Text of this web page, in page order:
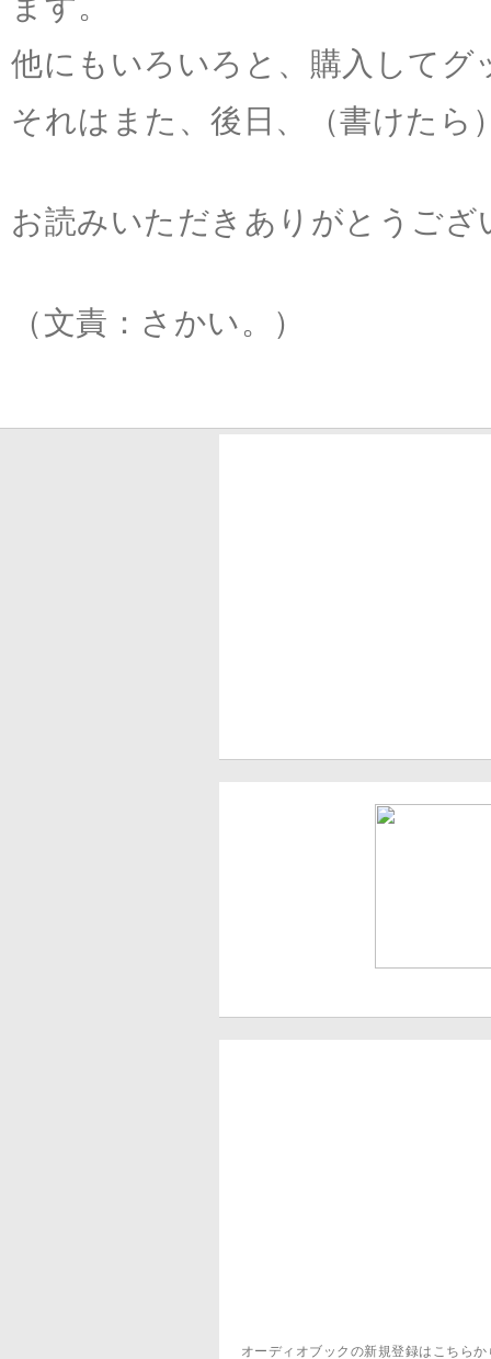
他にもいろいろと、購入して
それはまた、後日、（書けたら
お読みいただきありがとうござ
（文責：さかい。）
オーディオブックの新規登録はこちら